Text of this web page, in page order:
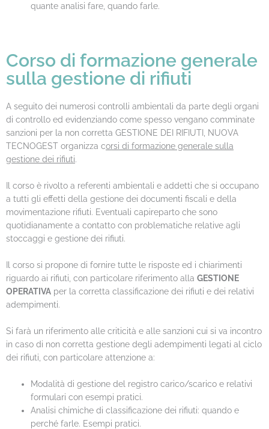
quante analisi fare, quando farle.
Corso di formazione generale
sulla gestione di rifiuti
A seguito dei numerosi controlli ambientali da parte degli organi
di controllo ed evidenziando come spesso vengano comminate
sanzioni per la non corretta GESTIONE DEI RIFIUTI, NUOVA
TECNOGEST organizza corsi di formazione generale sulla
gestione dei rifiuti.
Il corso è rivolto a referenti ambientali e addetti che si occupano
a tutti gli effetti della gestione dei documenti fiscali e della
movimentazione rifiuti. Eventuali capireparto che sono
quotidianamente a contatto con problematiche relative agli
stoccaggi e gestione dei rifiuti.
Il corso si propone di fornire tutte le risposte ed i chiarimenti
riguardo ai rifiuti, con particolare riferimento alla GESTIONE
OPERATIVA per la corretta classificazione dei rifiuti e dei relativi
adempimenti.
Si farà un riferimento alle criticità e alle sanzioni cui si va incontro
in caso di non corretta gestione degli adempimenti legati al ciclo
dei rifiuti, con particolare attenzione a:
Modalità di gestione del registro carico/scarico e relativi
formulari con esempi pratici.
Analisi chimiche di classificazione dei rifiuti: quando e
perché farle. Esempi pratici.